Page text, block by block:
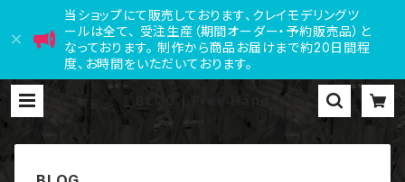
当ショップにて販売しております、クレイモデリングツ
ールは全て、 受注生産（期間オーダー・予約販売品）と
なっております。 制作から商品お届けまで約20日間程
度、お時間をいただいております。
BLOG | Free Hand